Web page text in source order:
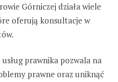
Górniczej działa wiele
oferują konsultacje w
prawnika pozwala na
prawne oraz uniknąć